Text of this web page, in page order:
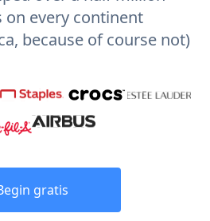
on every continent
because of course not)
gratis